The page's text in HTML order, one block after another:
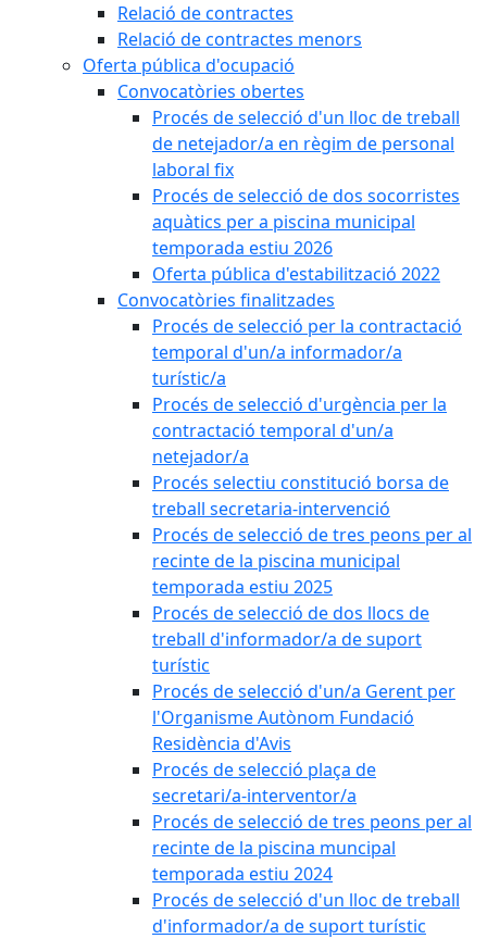
Relació de contractes
Relació de contractes menors
Oferta pública d'ocupació
Convocatòries obertes
Procés de selecció d'un lloc de treball
de netejador/a en règim de personal
laboral fix
Procés de selecció de dos socorristes
aquàtics per a piscina municipal
temporada estiu 2026
Oferta pública d'estabilització 2022
Convocatòries finalitzades
Procés de selecció per la contractació
temporal d'un/a informador/a
turístic/a
Procés de selecció d'urgència per la
contractació temporal d'un/a
netejador/a
Procés selectiu constitució borsa de
treball secretaria-intervenció
Procés de selecció de tres peons per al
recinte de la piscina municipal
temporada estiu 2025
Procés de selecció de dos llocs de
treball d'informador/a de suport
turístic
Procés de selecció d'un/a Gerent per
l'Organisme Autònom Fundació
Residència d'Avis
Procés de selecció plaça de
secretari/a-interventor/a
Procés de selecció de tres peons per al
recinte de la piscina muncipal
temporada estiu 2024
Procés de selecció d'un lloc de treball
d'informador/a de suport turístic